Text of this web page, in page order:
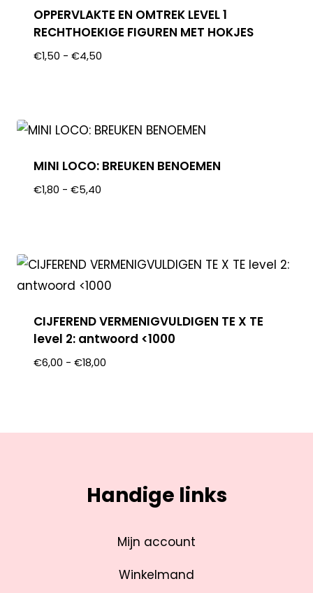
OPPERVLAKTE EN OMTREK LEVEL 1
RECHTHOEKIGE FIGUREN MET HOKJES
€1,50 - €4,50
MINI LOCO: BREUKEN BENOEMEN
€1,80 - €5,40
CIJFEREND VERMENIGVULDIGEN TE X TE
level 2: antwoord <1000
€6,00 - €18,00
Handige links
Mijn account
Winkelmand